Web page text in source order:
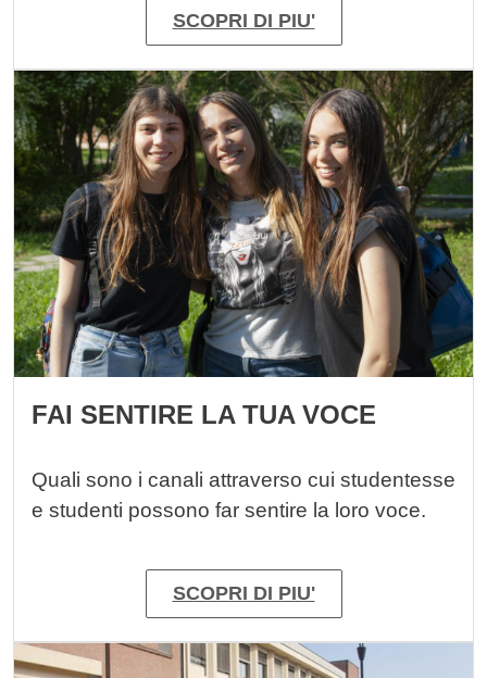
SCOPRI DI PIU'
Immagine
FAI SENTIRE LA TUA VOCE
Quali sono i canali attraverso cui studentesse
e studenti possono far sentire la loro voce.
SCOPRI DI PIU'
Immagine